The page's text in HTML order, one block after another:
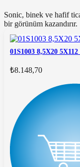
Sonic, binek ve hafif
bir görünüm kazandırır.
01S1003 8,5X20
₺8.148,70